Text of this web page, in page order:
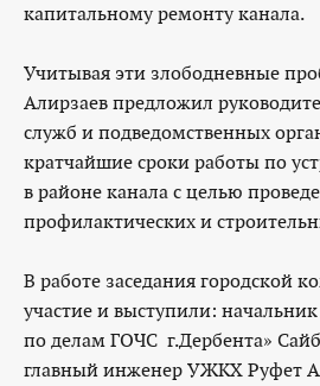
капитальному ремонту канала.
Учитывая эти злободневные
Алирзаев предложил
служб и подведомственных
кратчайшие сроки работы по
в районе канала с целью
профилактических и
В работе заседания городской
участие и выступили:
по делам ГОЧС г.Дербента»
главный инженер УЖКХ Руфет